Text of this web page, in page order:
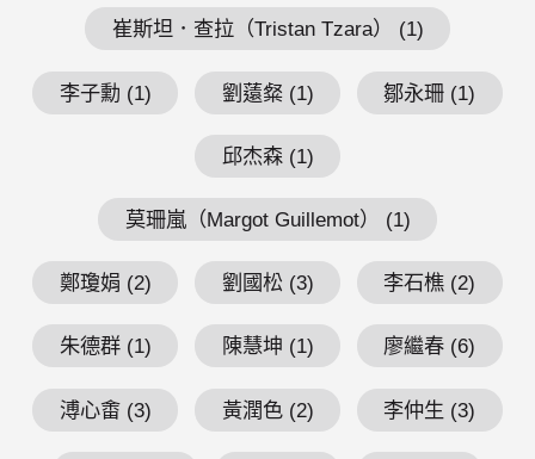
崔斯坦．查拉（Tristan Tzara） (1)
李子勳 (1) 劉薳粲 (1) 鄒永珊 (1)
邱杰森 (1)
莫珊嵐（Margot Guillemot） (1)
鄭瓊娟 (2) 劉國松 (3) 李石樵 (2)
朱德群 (1) 陳慧坤 (1) 廖繼春 (6)
溥心畬 (3) 黃潤色 (2) 李仲生 (3)